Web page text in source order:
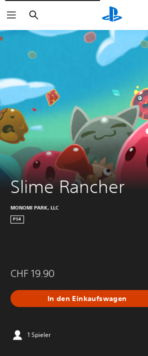
Suchen
Slime Rancher
MONOMI PARK, LLC
PS4
CHF 19.90
In den Einkaufswagen
1 Spieler